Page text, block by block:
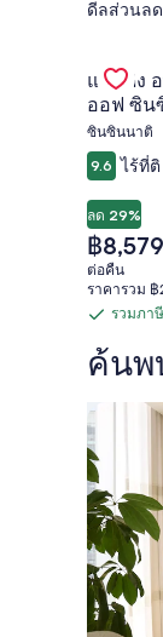
ค้
โ
เ
บิ
ร
ถู
รถ
เ
กิ
ดีลส่วนล
Gallery
แลนดิง
ออฟ ซิน
ซินซินนาติ
9.6 ไร้ที่ติ
ลด 29%
ราคา
ปัจจุบัน
คือ
฿8,579
฿8,579
ต่อคืน
ราคารวม ฿
รวม
ภาษี
ค่า
ธรรมเนียม
รวมภา
ตรวจส
ค้นพ
ค้นหาเซ